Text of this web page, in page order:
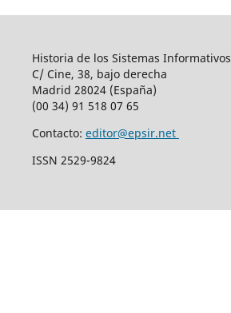
Historia de los Sistemas Informativos
C/ Cine, 38, bajo derecha
Madrid 28024 (España)
(00 34) 91 518 07 65
Contacto: editor@epsir.net
ISSN 2529-9824